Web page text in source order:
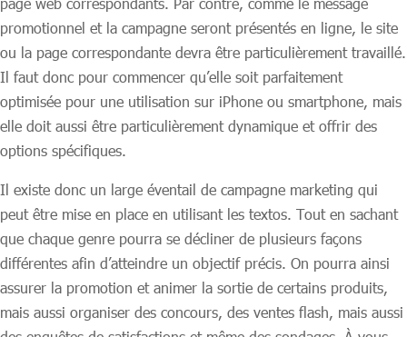
page web correspondants. Par contre, comme le message
promotionnel et la campagne seront présentés en ligne, le site
ou la page correspondante devra être particulièrement travaillé.
Il faut donc pour commencer qu’elle soit parfaitement
optimisée pour une utilisation sur iPhone ou smartphone, mais
elle doit aussi être particulièrement dynamique et offrir des
options spécifiques.
Il existe donc un large éventail de campagne marketing qui
peut être mise en place en utilisant les textos. Tout en sachant
que chaque genre pourra se décliner de plusieurs façons
différentes afin d’atteindre un objectif précis. On pourra ainsi
assurer la promotion et animer la sortie de certains produits,
mais aussi organiser des concours, des ventes flash, mais aussi